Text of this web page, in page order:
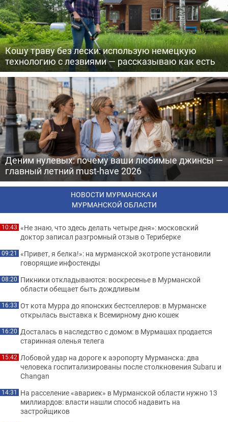
Кошу траву без лески: использую немецкую
технологию с лезвиями — рассказываю как есть
Деним нулевых: почему ваши любимые джинсы —
главный летний must-have 2026
НОВОСТИ МУРМАНСКА И
МУРМАНСКОЙ ОБЛАСТИ
10:43 «Не знаю, что здесь делать четыре дня»: московский
доктор записал разгромный отзыв о Териберке
09:21 «Привет, я белка!»: на мурманской экотропе установили
говорящие инфостенды
08:20 Пикники откладываются: воскресенье в Мурманской
области обещает быть дождливым
16:33 От кота Мурра до японских бестселлеров: в Мурманске
открылась выставка к Всемирному дню кошек
16:20 Досталась в наследство с домом: в Мурмашах продается
старинная оленья телега
15:42 Лобовой удар на дороге к аэропорту Мурманска: два
человека госпитализированы после столкновения Subaru и
Changan
14:31 На расселение «авариек» в Мурманской области нужно 13
миллиардов: власти нашли способ надавить на
застройщиков